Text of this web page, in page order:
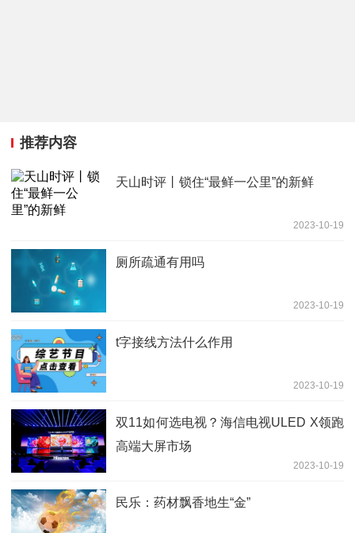
推荐内容
天山时评丨锁住“最鲜一公里”的新鲜
2023-10-19
厕所疏通有用吗
2023-10-19
t字接线方法什么作用
2023-10-19
双11如何选电视？海信电视ULED X领跑
高端大屏市场
2023-10-19
民乐：药材飘香地生“金”